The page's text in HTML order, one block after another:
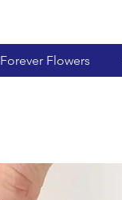
Forever Flowers